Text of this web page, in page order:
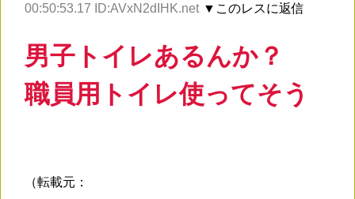
00:50:53.17 ID:AVxN2dIHK.net ▼このレスに返信
男子トイレあるんか？
職員用トイレ使ってそう
（転載元：